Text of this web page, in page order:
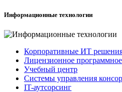
Информационные технологии
Корпоративные ИТ
Лицензионное
Учебный центр
Системы управления
IT-аутсорсинг